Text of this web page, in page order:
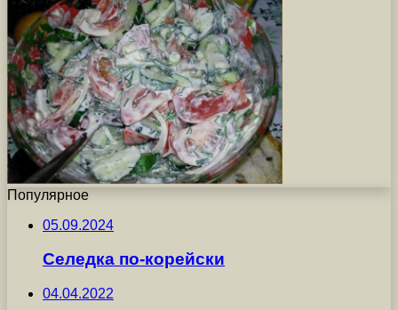
Популярное
05.09.2024
Селедка по-корейски
04.04.2022